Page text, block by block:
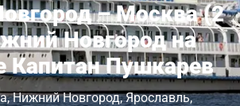
– Москва (2
Новгород на
Капитан Пушкарев
Нижний Новгород Ярославль